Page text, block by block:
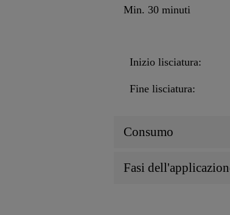
Min. 30 minuti
Inizio lisciatura:
Fine lisciatura:
Consumo
Fasi